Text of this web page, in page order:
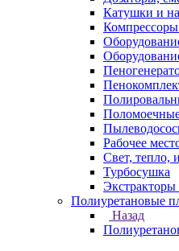
Катушки и
Рабочее
Свет, тепло,
Турбосушка
Экстракторы
Полиуретановые
Назад